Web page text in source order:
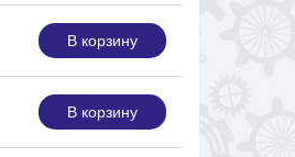
В корзину
В корзину